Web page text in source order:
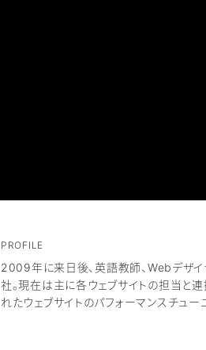
PROFILE
2009年に来日後、英語教師、Webデザ
社。現在は主に各ウェブサイトの担当と
れたウェブサイトのパフォーマンスチュー